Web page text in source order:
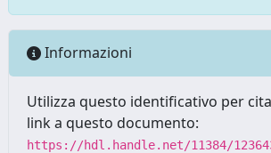
Informazioni
Utilizza questo identificativo per
link a questo documento:
https://hdl.handle.net/11384/